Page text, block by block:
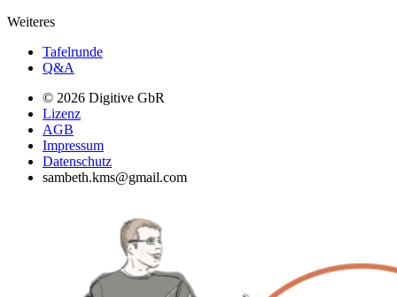
Weiteres
Tafelrunde
Q&A
© 2026 Digitive GbR
Lizenz
AGB
Impressum
Datenschutz
sambeth.kms@gmail.com